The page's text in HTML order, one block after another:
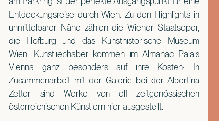
Entdeckungsreise durch Wien. Zu den Highlights in
unmittelbarer Nähe zählen die Wiener Staatsoper,
die Hofburg und das Kunsthistorische Museum
Wien. Kunstliebhaber kommen im Almanac Palais
Vienna ganz besonders auf ihre Kosten: In
Zusammenarbeit mit der Galerie bei der Albertina
Zetter sind Werke von elf zeitgenössischen
österreichischen Künstlern hier ausgestellt.